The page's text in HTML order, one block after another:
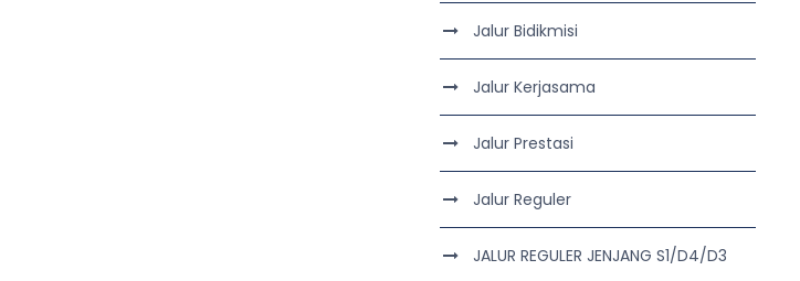
Jalur Bidikmisi
Jalur Kerjasama
Jalur Prestasi
Jalur Reguler
JALUR REGULER JENJANG S1/D4/D3